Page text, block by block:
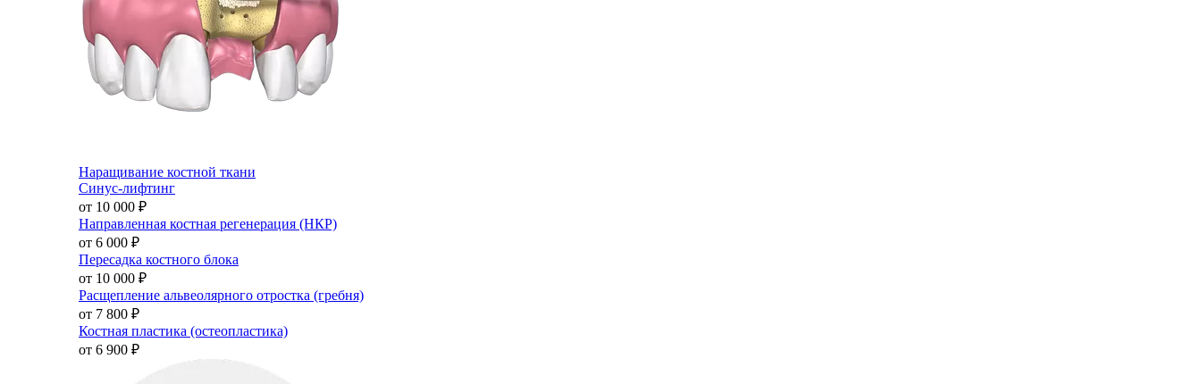
Наращивание костной ткани
Синус-лифтинг
от 10 000 ₽
Направленная костная регенерация (НКР)
от 6 000 ₽
Пересадка костного блока
от 10 000 ₽
Расщепление альвеолярного отростка (гребня)
от 7 800 ₽
Костная пластика (остеопластика)
от 6 900 ₽